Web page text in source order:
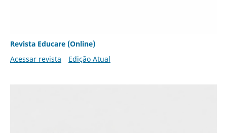
Revista Educare (Online)
Acessar revista
Edição Atual